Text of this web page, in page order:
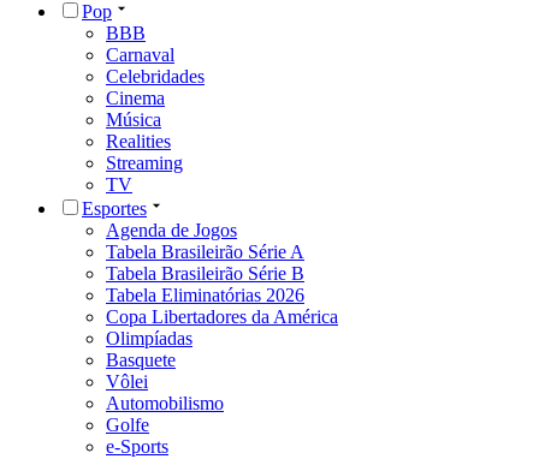
Pop
BBB
Carnaval
Celebridades
Cinema
Música
Realities
Streaming
TV
Esportes
Agenda de Jogos
Tabela Brasileirão Série A
Tabela Brasileirão Série B
Tabela Eliminatórias 2026
Copa Libertadores da América
Olimpíadas
Basquete
Vôlei
Automobilismo
Golfe
e-Sports